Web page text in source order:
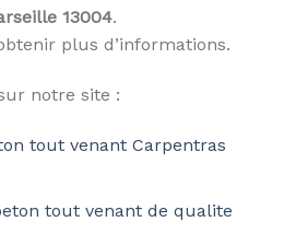
13004.
plus d’informations.
notre site :
tout venant Carpentras
tout venant de qualite